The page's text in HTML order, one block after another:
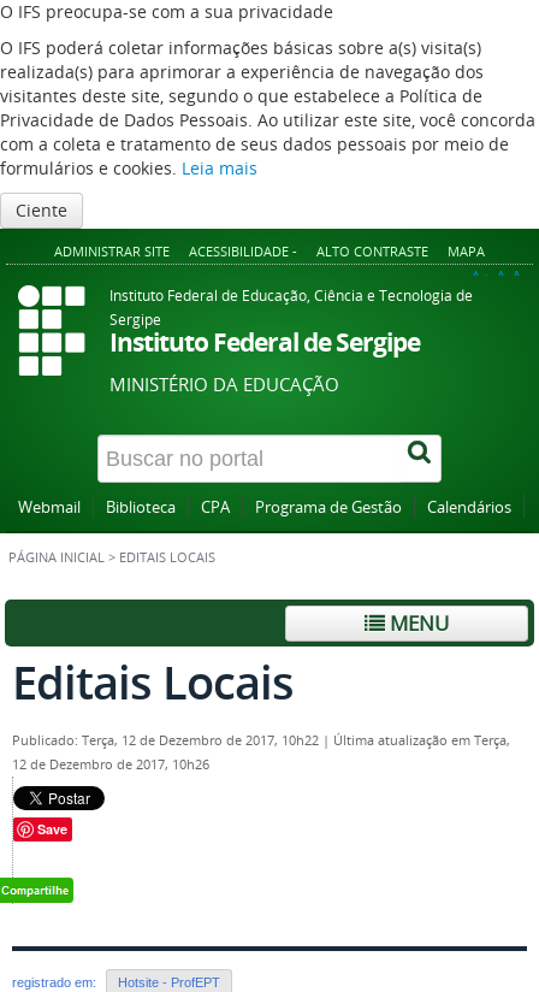
O IFS preocupa-se com a sua privacidade
O IFS poderá coletar informações básicas sobre a(s) visita(s)
realizada(s) para aprimorar a experiência de navegação dos
visitantes deste site, segundo o que estabelece a Política de
Privacidade de Dados Pessoais. Ao utilizar este site, você concorda
com a coleta e tratamento de seus dados pessoais por meio de
formulários e cookies. Leia mais
Ciente
ADMINISTRAR SITE ACESSIBILIDADE - ALTO CONTRASTE MAPA
A+ A A-
Instituto Federal de Educação, Ciência e Tecnologia de
Sergipe
Instituto Federal de Sergipe
MINISTÉRIO DA EDUCAÇÃO
Webmail Biblioteca CPA Programa de Gestão Calendários
PÁGINA INICIAL > EDITAIS LOCAIS
MENU
Editais Locais
Publicado: Terça, 12 de Dezembro de 2017, 10h22 | Última atualização em Terça,
12 de Dezembro de 2017, 10h26
Save
registrado em: Hotsite - ProfEPT